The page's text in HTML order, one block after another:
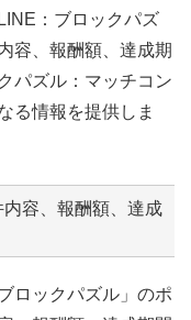
：ブロックパズ
容、報酬額、達成期
パズル：マッチコン
る情報を提供しま
容、報酬額、達成
ロックパズル」のポ